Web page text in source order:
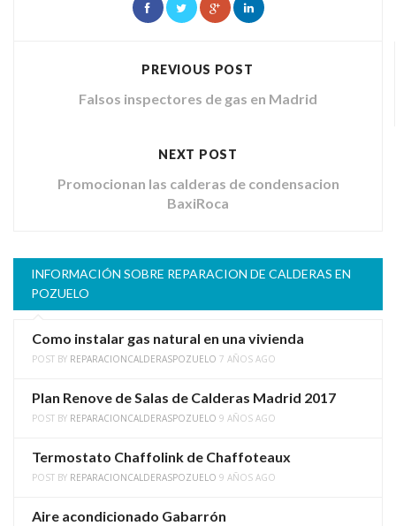
PREVIOUS POST
Falsos inspectores de gas en Madrid
NEXT POST
Promocionan las calderas de condensacion
BaxiRoca
INFORMACIÓN SOBRE REPARACION DE CALDERAS EN
POZUELO
Como instalar gas natural en una vivienda
POST BY REPARACIONCALDERASPOZUELO 7 AÑOS AGO
Plan Renove de Salas de Calderas Madrid 2017
POST BY REPARACIONCALDERASPOZUELO 9 AÑOS AGO
Termostato Chaffolink de Chaffoteaux
POST BY REPARACIONCALDERASPOZUELO 9 AÑOS AGO
Aire acondicionado Gabarrón